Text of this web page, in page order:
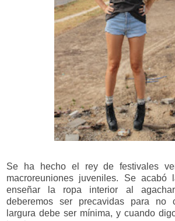
Se ha hecho el rey de festivales
macroreuniones juveniles. Se acabó
enseñar la ropa interior al
deberemos ser precavidas para no
largura debe ser mínima, y cuando